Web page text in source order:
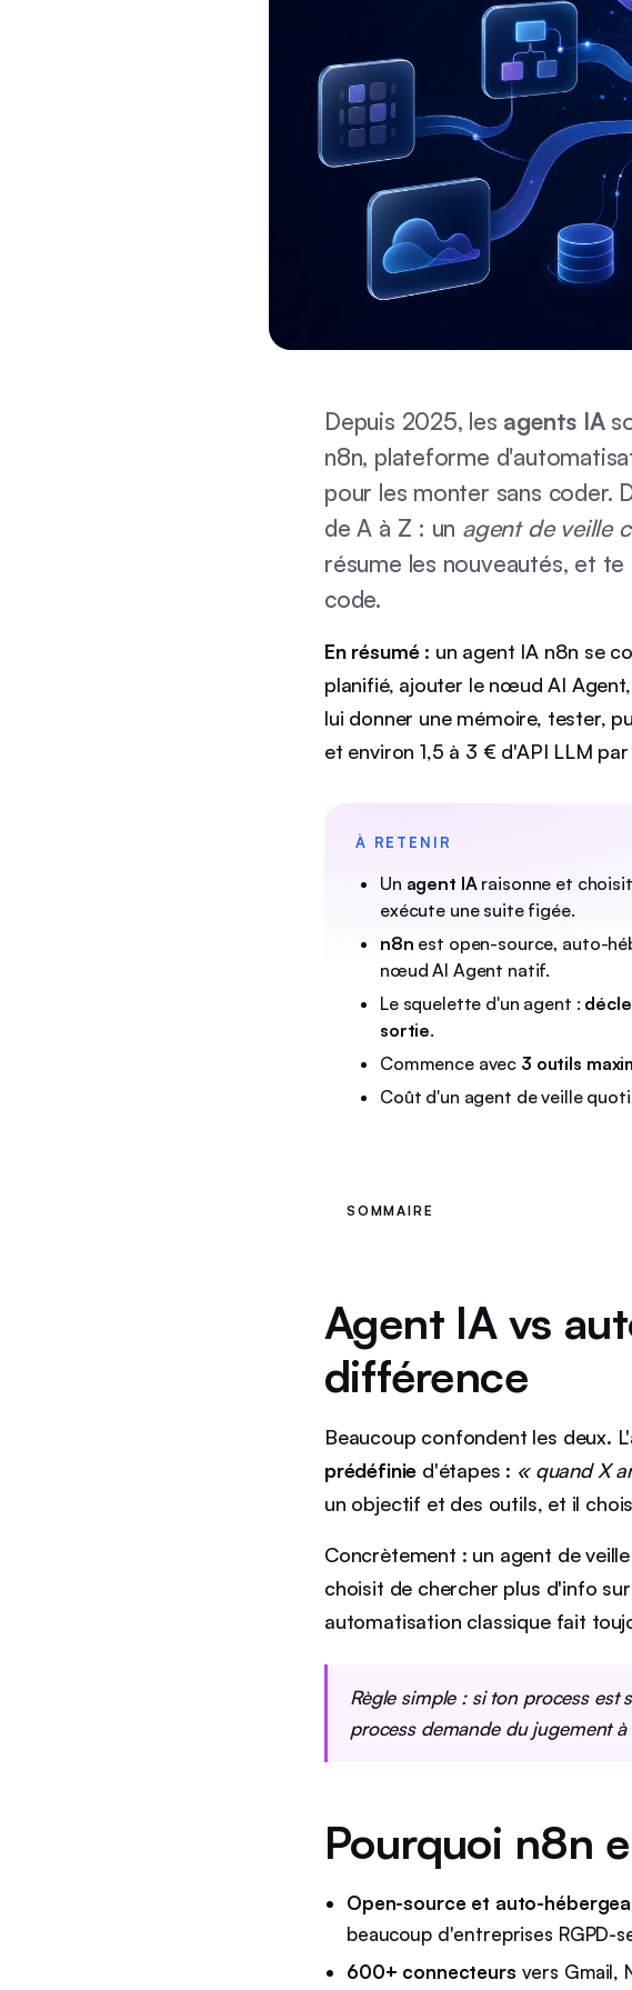
Depuis 2025, les agents IA
n8n, plateforme
pour les monter sans coder.
de A à Z : un agent de veille
résume les nouveautés, et
code.
En résumé : un agent IA n8n se
planifié, ajouter le nœud AI
lui donner une mémoire, tester,
et environ 1,5 à 3 € d'API LLM
À RETENIR
Un agent IAraisonne et
exécute une suite figée.
n8n est open-source, auto-
nœud AI Agent natif.
Le squelette d'un agent :
sortie.
Commence avec 3 outils
Coût d'un agent de veille
SOMMAIRE
Agent IA vs
différence
Beaucoup confondent les deux.
prédéfinie d'étapes : « quand X
un objectif et des outils, et il
Concrètement : un agent de
choisit de chercher plus d'info
automatisation classique fait
Règle simple : si ton process est
process demande du jugement
Pourquoi n8n
Open-source et auto-
beaucoup d'entreprises RGPD-
600+ connecteurs vers Gmail,